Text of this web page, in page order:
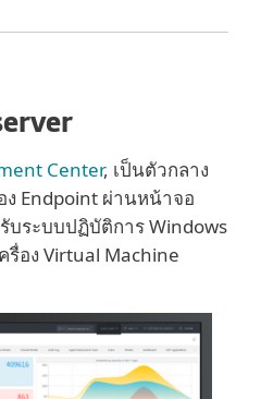
Center, เป็นตัวกลาง
ง Endpoint ผ่านหน้าจอ
บระบบปฏิบัติการ Windows
รื่อง Virtual Machine